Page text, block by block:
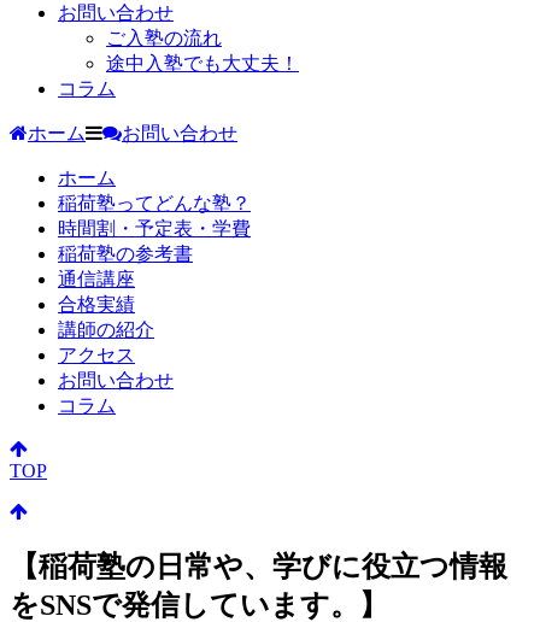
お問い合わせ
ご入塾の流れ
途中入塾でも大丈夫！
コラム
ホーム お問い合わせ
ホーム
稲荷塾ってどんな塾？
時間割・予定表・学費
稲荷塾の参考書
通信講座
合格実績
講師の紹介
アクセス
お問い合わせ
コラム
TOP
【稲荷塾の日常や、学びに役立つ情報
をSNSで発信しています。】